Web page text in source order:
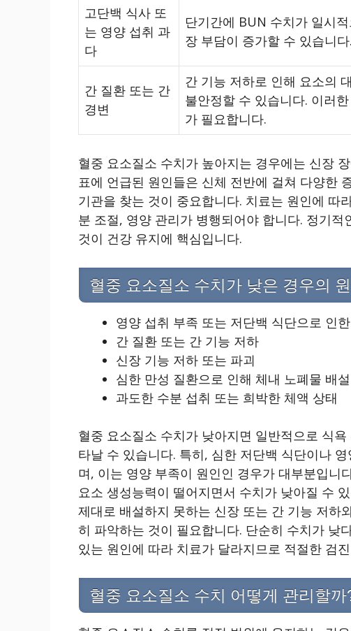
고단백 식사 또
는 영양 섭취 과
다
단기간에 BUN 수치가 일시
장 부담이 증가할 수 있습니다.
간 질환 또는 간
경변
간 기능 저하로 인해 요소의
불안정할 수 있습니다. 이러
가 필요합니다.
혈중 요소질소 수치가 높아지는 경우에는 신장
표에 언급된 원인들은 신체 전반에 걸쳐 다양한
기관을 찾는 것이 중요합니다. 치료는 원인에 따
분 조절, 영양 관리가 병행되어야 합니다. 정기
것이 건강 유지에 핵심입니다.
혈중 요소질소 수치가 낮은 경우의
영양 섭취 부족 또는 저단백 식단으로 인
간 질환 또는 간 기능 저하
신장 기능 저하 또는 파괴
심한 만성 질환으로 인해 체내 노폐물 배
과도한 수분 섭취 또는 희박한 체액 상태
혈중 요소질소 수치가 낮아지면 일반적으로 식
타날 수 있습니다. 특히, 심한 저단백 식단이나
며, 이는 영양 부족이 원인인 경우가 대부분입니
요소 생성능력이 떨어지면서 수치가 낮아질 수
제대로 배설하지 못하는 신장 또는 간 기능 저하
히 파악하는 것이 필요합니다. 단순히 수치가 낮
있는 원인에 따라 치료가 달라지므로 적절한 검
혈중 요소질소 수치 어떻게 관리할까